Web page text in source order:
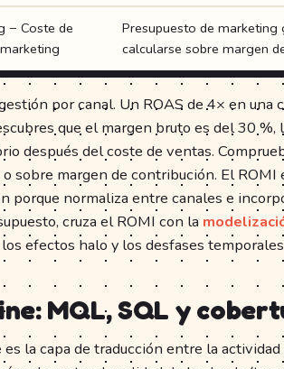
− Coste de
Presupuesto de marketing
calcularse sobre margen
por canal. Un ROAS de 4× en una
que el margen bruto es del 30 %,
después del coste de ventas.
sobre margen de contribución. El ROMI
porque normaliza entre canales e
cruza el ROMI con la
efectos halo y los desfases
MQL, SQL y
la capa de traducción entre la